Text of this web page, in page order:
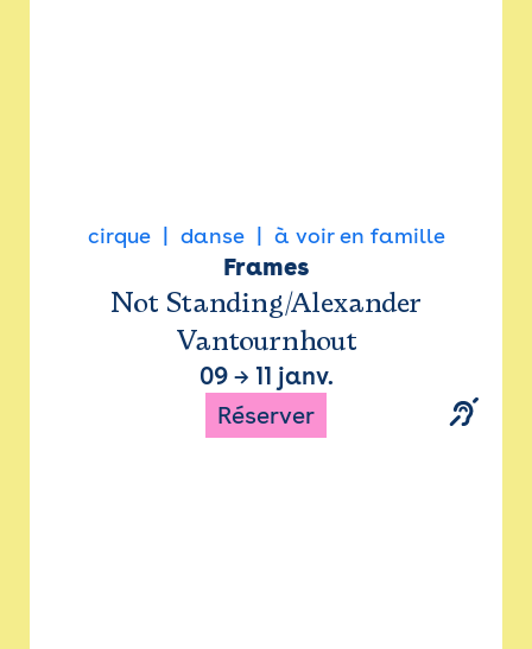
cirque danse à voir en famille
Frames
Not Standing/Alexander
Vantournhout
09→ 11 janv.
Réserver